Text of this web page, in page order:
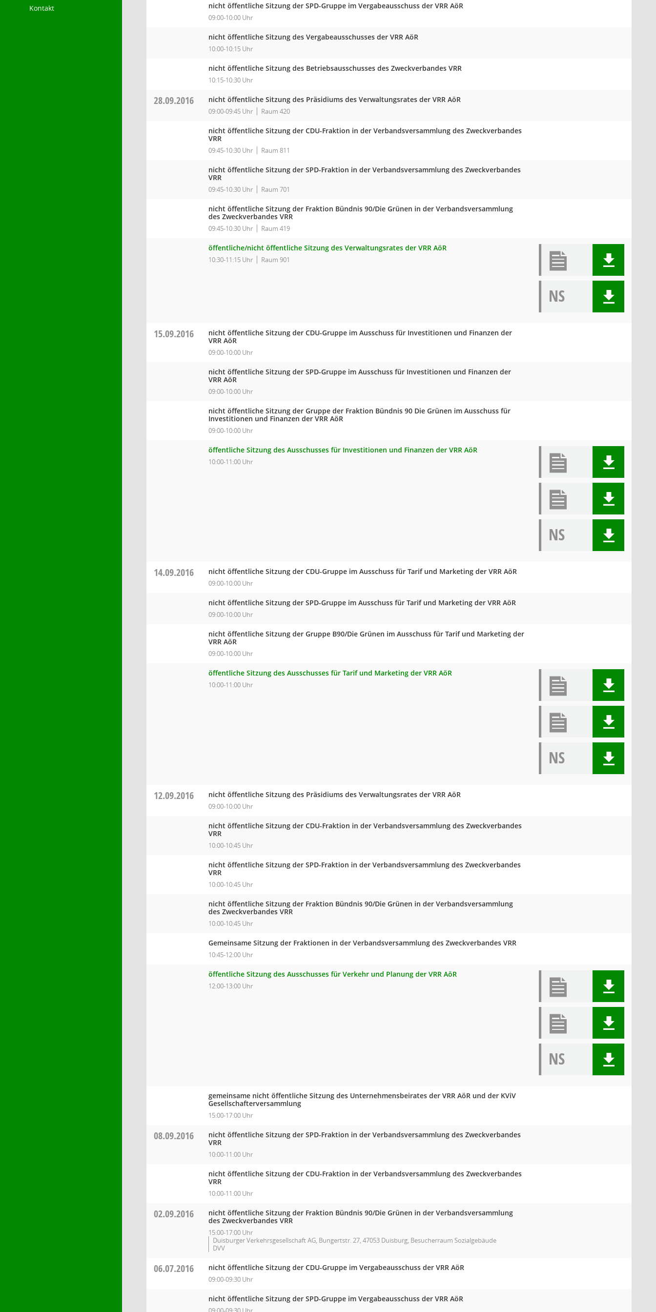
Kontakt
nicht öffentliche Sitzung der SPD-Gruppe im Vergabeausschuss der VRR AöR
09:00-10:00 Uhr
nicht öffentliche Sitzung des Vergabeausschusses der VRR AöR
10:00-10:15 Uhr
nicht öffentliche Sitzung des Betriebsausschusses des Zweckverbandes VRR
10:15-10:30 Uhr
28.09.2016 nicht öffentliche Sitzung des Präsidiums des Verwaltungsrates der VRR AöR
09:00-09:45 Uhr Raum 420
nicht öffentliche Sitzung der CDU-Fraktion in der Verbandsversammlung des Zweckverbandes
VRR
09:45-10:30 Uhr Raum 811
nicht öffentliche Sitzung der SPD-Fraktion in der Verbandsversammlung des Zweckverbandes
VRR
09:45-10:30 Uhr Raum 701
nicht öffentliche Sitzung der Fraktion Bündnis 90/Die Grünen in der Verbandsversammlung
des Zweckverbandes VRR
09:45-10:30 Uhr Raum 419
öffentliche/nicht öffentliche Sitzung des Verwaltungsrates der VRR AöR
10:30-11:15 Uhr Raum 901
NS
15.09.2016
nicht öffentliche Sitzung der CDU-Gruppe im Ausschuss für Investitionen und Finanzen der
VRR AöR
09:00-10:00 Uhr
nicht öffentliche Sitzung der SPD-Gruppe im Ausschuss für Investitionen und Finanzen der
VRR AöR
09:00-10:00 Uhr
nicht öffentliche Sitzung der Gruppe der Fraktion Bündnis 90 Die Grünen im Ausschuss für
Investitionen und Finanzen der VRR AöR
09:00-10:00 Uhr
öffentliche Sitzung des Ausschusses für Investitionen und Finanzen der VRR AöR
10:00-11:00 Uhr
NS
14.09.2016 nicht öffentliche Sitzung der CDU-Gruppe im Ausschuss für Tarif und Marketing der VRR AöR
09:00-10:00 Uhr
nicht öffentliche Sitzung der SPD-Gruppe im Ausschuss für Tarif und Marketing der VRR AöR
09:00-10:00 Uhr
nicht öffentliche Sitzung der Gruppe B90/Die Grünen im Ausschuss für Tarif und Marketing der
VRR AöR
09:00-10:00 Uhr
öffentliche Sitzung des Ausschusses für Tarif und Marketing der VRR AöR
10:00-11:00 Uhr
NS
12.09.2016 nicht öffentliche Sitzung des Präsidiums des Verwaltungsrates der VRR AöR
09:00-10:00 Uhr
nicht öffentliche Sitzung der CDU-Fraktion in der Verbandsversammlung des Zweckverbandes
VRR
10:00-10:45 Uhr
nicht öffentliche Sitzung der SPD-Fraktion in der Verbandsversammlung des Zweckverbandes
VRR
10:00-10:45 Uhr
nicht öffentliche Sitzung der Fraktion Bündnis 90/Die Grünen in der Verbandsversammlung
des Zweckverbandes VRR
10:00-10:45 Uhr
Gemeinsame Sitzung der Fraktionen in der Verbandsversammlung des Zweckverbandes VRR
10:45-12:00 Uhr
öffentliche Sitzung des Ausschusses für Verkehr und Planung der VRR AöR
12:00-13:00 Uhr
NS
gemeinsame nicht öffentliche Sitzung des Unternehmensbeirates der VRR AöR und der KViV
Gesellschafterversammlung
15:00-17:00 Uhr
08.09.2016
nicht öffentliche Sitzung der SPD-Fraktion in der Verbandsversammlung des Zweckverbandes
VRR
10:00-11:00 Uhr
nicht öffentliche Sitzung der CDU-Fraktion in der Verbandsversammlung des Zweckverbandes
VRR
10:00-11:00 Uhr
02.09.2016
nicht öffentliche Sitzung der Fraktion Bündnis 90/Die Grünen in der Verbandsversammlung
des Zweckverbandes VRR
15:00-17:00 Uhr
Duisburger Verkehrsgesellschaft AG, Bungertstr. 27, 47053 Duisburg, Besucherraum Sozialgebäude
DVV
06.07.2016 nicht öffentliche Sitzung der CDU-Gruppe im Vergabeausschuss der VRR AöR
09:00-09:30 Uhr
nicht öffentliche Sitzung der SPD-Gruppe im Vergabeausschuss der VRR AöR